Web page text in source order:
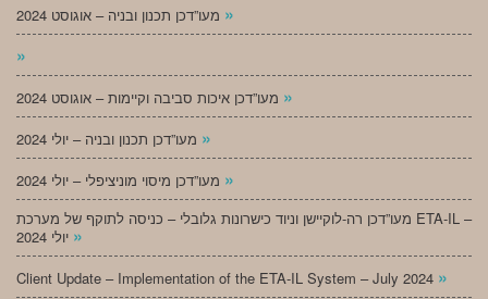
»
»
»
»
»
מעו”דכן רה-לוקיישן וניוד כישרונות גלובלי – כניסה לתוקף של מערכת ETA-IL –
»
Client Update – Implementation of the ETA-IL System – July 2024 »